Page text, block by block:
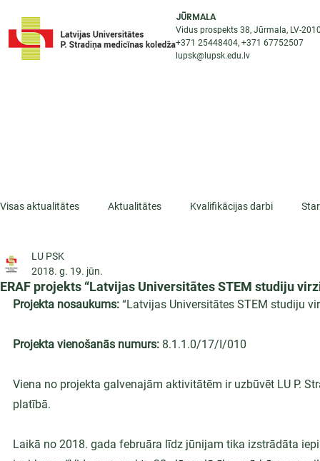
JŪRMALA
Vidus prospekts 38, Jūrmala, LV-
+371 25448404, +371 67752507
lupsk@lupsk.edu.lv
Visas aktualitātes Aktualitātes Kvalifikācijas darbi
ESF projekti
ERAF projekts “Latvijas Universitātes STEM studiju
LU PSK
2018. g. 19. jūn.
Projekta nosaukums: “Latvijas Universitātes STEM studiju
Projekta vienošanās numurs: 8.1.1.0/17/I/010
Viena no projekta galvenajām aktivitātēm ir uzbūvēt LU P.
platībā.
Laikā no 2018. gada februāra līdz jūnijam tika izstrādāta